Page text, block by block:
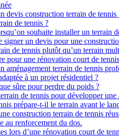
devis construction terrain de tennis
de tennis ?
souhaite installer un terrain
un devis pour une
de tennis plutôt qu’un terrain
pour une rénovation court de
aménagement terrain de tennis
à un projet résidentiel ?
sûre pour perdre du poids ?
de tennis pour développer
prépare-t-il le terrain avant le
construction terrain de tennis
au renforcement du dos.
lors d’une rénovation court de